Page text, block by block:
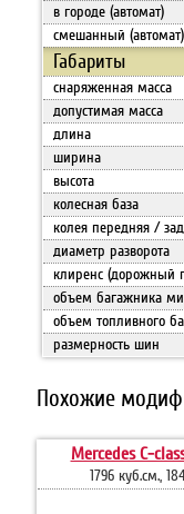
в городе (автомат)
смешанный (автомат)
Габариты
снаряженная масса
допустимая масса
длина
ширина
высота
колесная база
колея передняя /
диаметр разворота
клиренс (дорожный
объем багажника
объем топливного
размерность шин
Похожие
Mercedes C-
1796 куб.см.,